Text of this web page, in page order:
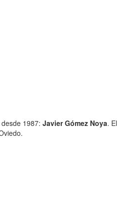
1987: Javier Gómez Noya. El